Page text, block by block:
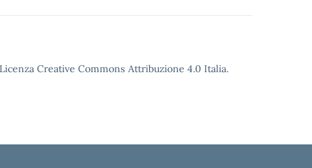
Creative Commons Attribuzione 4.0 Italia.